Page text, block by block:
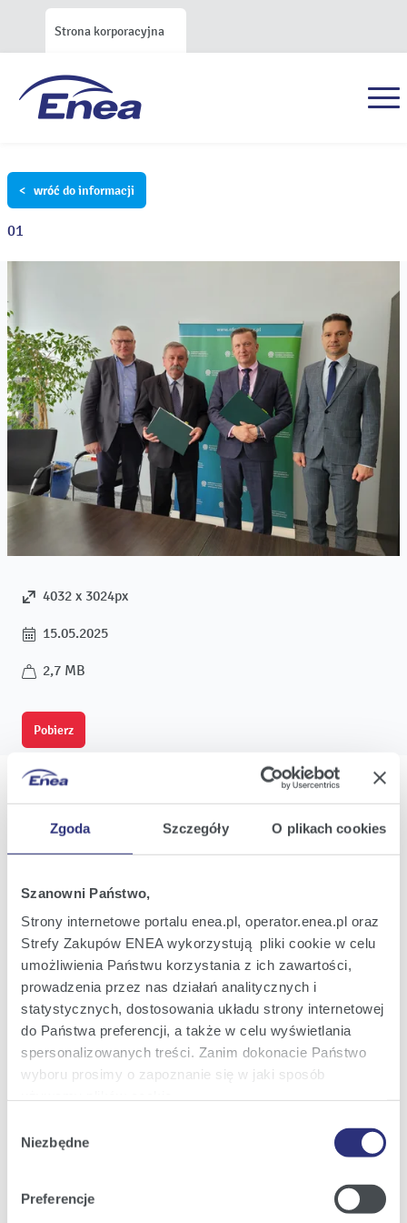
Zgoda Szczegóły O plikach cookies
Szanowni Państwo,
Strony internetowe portalu enea.pl, operator.enea.pl oraz
Strefy Zakupów ENEA wykorzystują pliki cookie w celu
umożliwienia Państwu korzystania z ich zawartości,
prowadzenia przez nas działań analitycznych i
statystycznych, dostosowania układu strony internetowej
do Państwa preferencji, a także w celu wyświetlania
spersonalizowanych treści. Zanim dokonacie Państwo
wyboru prosimy o zapoznanie się w jaki sposób
Szczegółowe informacje na ten temat znajdziecie
Polityce
zgody
Niezbędne
Preferencje
Strona korporacyjna
< wróć do informacji
01
4032 x 3024px
15.05.2025
2,7 MB
Pobierz
Oferta
Oferta dla domu
Oferta dla Małych firm
Oferta dla Biznesu
Zielona energia Dla domu
Zielona energia dla Małych firm
Instytucje publiczne
Podmioty współpracujące
eBOK